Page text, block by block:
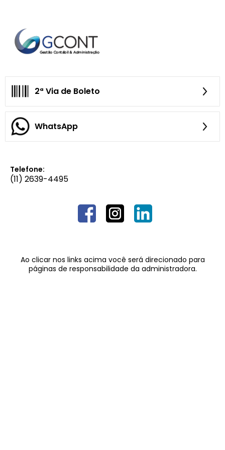
2ª Via de Boleto
WhatsApp
Telefone:
(11) 2639-4495
Ao clicar nos links acima você será direcionado para
páginas de responsabilidade da administradora.